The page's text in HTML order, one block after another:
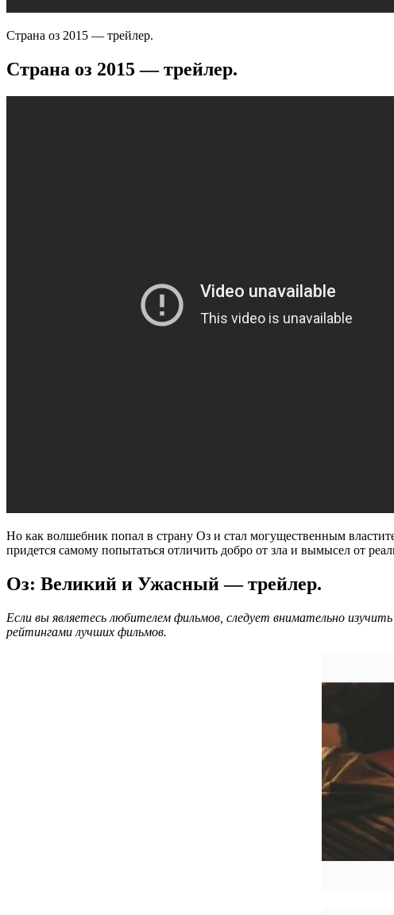
Страна оз 2015 — трейлер.
Страна оз 2015 — трейлер.
Но как волшебник попал в страну Оз и стал могущественным
придется самому попытаться отличить добро от зла и вымысел от
Оз: Великий и Ужасный — трейлер.
Если вы являетесь любителем фильмов, следует внимательно
рейтингами лучших фильмов.